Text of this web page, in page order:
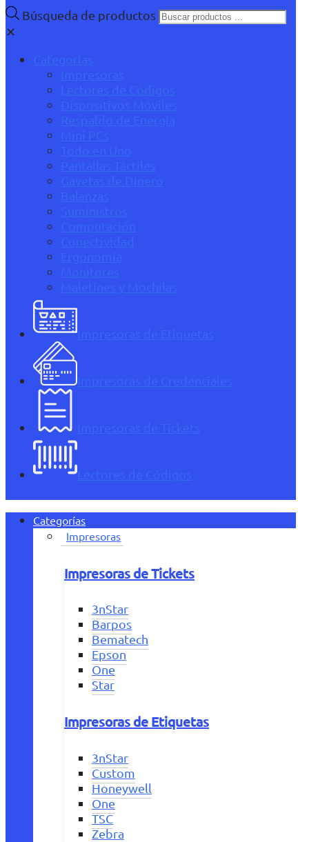
Búsqueda de productos
✕
Categorías
Impresoras
Lectores de Códigos
Dispositivos Móviles
Respaldo de Energía
Mini PCs
Todo en Uno
Pantallas Táctiles
Gavetas de Dinero
Balanzas
Suministros
Computación
Conectividad
Ergonomía
Monitores
Maletines y Mochilas
Impresoras de Etiquetas
Impresoras de Credenciales
Impresoras de Tickets
Lectores de Códigos
Categorías
Impresoras
Impresoras de Tickets
3nStar
Barpos
Bematech
Epson
One
Star
Impresoras de Etiquetas
3nStar
Custom
Honeywell
One
TSC
Zebra